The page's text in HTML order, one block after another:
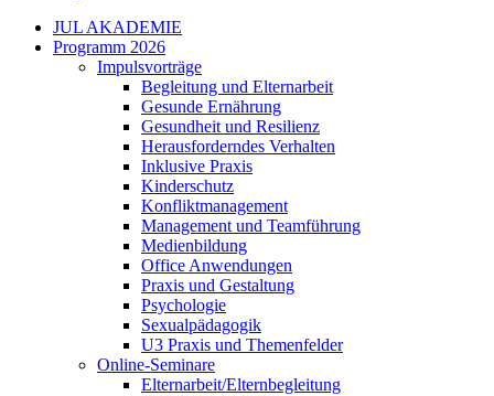
JUL AKADEMIE
Programm 2026
Impulsvorträge
Begleitung und Elternarbeit
Gesunde Ernährung
Gesundheit und Resilienz
Herausforderndes Verhalten
Inklusive Praxis
Kinderschutz
Konfliktmanagement
Management und Teamführung
Medienbildung
Office Anwendungen
Praxis und Gestaltung
Psychologie
Sexualpädagogik
U3 Praxis und Themenfelder
Online-Seminare
Elternarbeit/Elternbegleitung